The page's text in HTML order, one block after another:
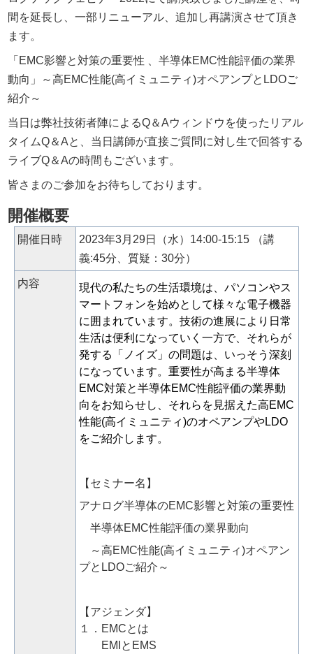
間を延長し、一部リニューアル、追加し再講演させて頂き
ます。
「EMC影響と対策の重要性 、半導体EMC性能評価の業界
動向」～高EMC性能(高イミュニティ)オペアンプとLDOご
紹介～
当日は弊社技術者陣によるQ＆Aウィンドウを使ったリアル
タイムQ＆Aと、当日講師が直接ご質問に対し生で回答する
ライブQ＆Aの時間もございます。
皆さまのご参加をお待ちしております。
開催概要
開催日時
2023年3月29日（水）14:00-15:15 （講
義:45分、質疑：30分）
内容
現代の私たちの生活環境は、パソコンやス
マートフォンを始めとして様々な電子機器
に囲まれています。技術の進展により日常
生活は便利になっていく一方で、それらが
発する「ノイズ」の問題は、いっそう深刻
になっています。重要性が高まる半導体
EMC対策と半導体EMC性能評価の業界動
向をお知らせし、それらを見据えた高EMC
性能(高イミュニティ)のオペアンプやLDO
をご紹介します。
【セミナー名】
アナログ半導体のEMC影響と対策の重要性
半導体EMC性能評価の業界動向
～高EMC性能(高イミュニティ)オペアン
プとLDOご紹介～
【アジェンダ】
１．EMCとは
EMIとEMS